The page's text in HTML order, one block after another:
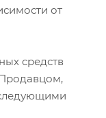
от
средств
Продавцом,